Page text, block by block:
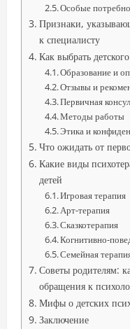
Особые
Признаки,
к специалисту
Как выбрать
Образование и
Отзывы и
Первичная
Методы работы
Этика и
Что ожидать от
Какие виды
детей
Игровая терапия
Арт-терапия
Сказкотерапия
Когнитивно-
Семейная
Советы родителям:
обращения к
Мифы о детских
Заключение